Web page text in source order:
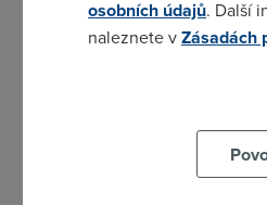
osobních údajů. Další
naleznete vZásadách